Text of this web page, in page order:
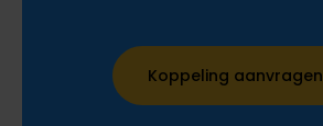
Koppeling aanvragen